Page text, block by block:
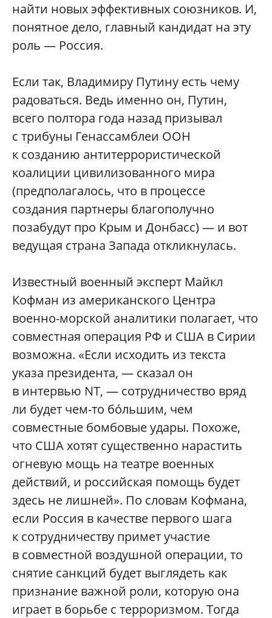
найти новых эффективных союзников. И,
понятное дело, главный кандидат на эту
роль — Россия.
Если так, Владимиру Путину есть чему
радоваться. Ведь именно он, Путин,
всего полтора года назад призывал
с трибуны Генассамблеи ООН
к созданию антитеррористической
коалиции цивилизованного мира
(предполагалось, что в процессе
создания партнеры благополучно
позабудут про Крым и Донбасс) — и вот
ведущая страна Запада откликнулась.
Известный военный эксперт Майкл
Кофман из американского Центра
военно-морской аналитики полагает, что
совместная операция РФ и США в Сирии
возможна. «Если исходить из текста
указа президента, — сказал он
в интервью NT, — сотрудничество вряд
ли будет чем-то бóльшим, чем
совместные бомбовые удары. Похоже,
что США хотят существенно нарастить
огневую мощь на театре военных
действий, и российская помощь будет
здесь не лишней». По словам Кофмана,
если Россия в качестве первого шага
к сотрудничеству примет участие
в совместной воздушной операции, то
снятие санкций будет выглядеть как
признание важной роли, которую она
играет в борьбе с терроризмом. Тогда